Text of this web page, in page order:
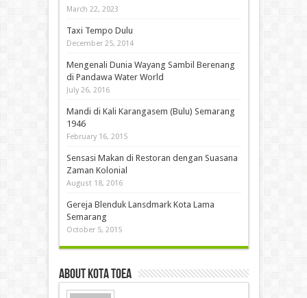
March 22, 2023
Taxi Tempo Dulu
December 25, 2014
Mengenali Dunia Wayang Sambil Berenang
di Pandawa Water World
July 26, 2016
Mandi di Kali Karangasem (Bulu) Semarang
1946
February 16, 2015
Sensasi Makan di Restoran dengan Suasana
Zaman Kolonial
August 18, 2016
Gereja Blenduk Lansdmark Kota Lama
Semarang
October 5, 2015
About Kota Toea